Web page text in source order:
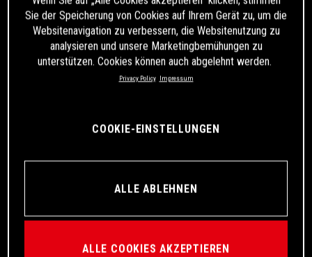
Sie der Speicherung von Cookies auf Ihrem Gerät zu, um die
Websitenavigation zu verbessern, die Websitenutzung zu
analysieren und unsere Marketingbemühungen zu
unterstützen. Cookies können auch abgelehnt werden.
Privacy Policy Impressum
COOKIE-EINSTELLUNGEN
ALLE ABLEHNEN
ALLE COOKIES AKZEPTIEREN